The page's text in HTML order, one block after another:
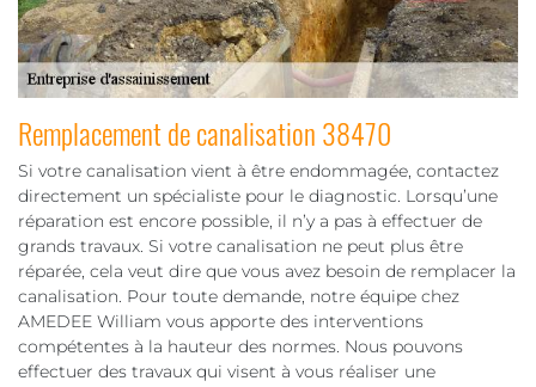
Remplacement de canalisation 38470
Si votre canalisation vient à être endommagée, contactez
directement un spécialiste pour le diagnostic. Lorsqu’une
réparation est encore possible, il n’y a pas à effectuer de
grands travaux. Si votre canalisation ne peut plus être
réparée, cela veut dire que vous avez besoin de remplacer la
canalisation. Pour toute demande, notre équipe chez
AMEDEE William vous apporte des interventions
compétentes à la hauteur des normes. Nous pouvons
effectuer des travaux qui visent à vous réaliser une